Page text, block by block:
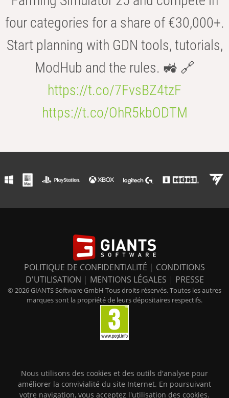
four categories for a share of €30,000+.
Start planning with GDN tools, tutorials,
ModHub and the rules. 🚜 🔗
https://t.co/7FvsBZ4tzF
https://t.co/OhR5kbODTM
POLITIQUE DE CONFIDENTIALITÉ | CONDITIONS
D'UTILISATION | MENTIONS LÉGALES | PRESSE
© 2026 GIANTS Software GmbH Tous droits réservés. Toutes les autres
marques sont la propriété de leurs dépositaires respectifs.
Nous utilisons des cookies et des outils d'analyse pour
améliorer la convivialité du site Internet. En poursuivant
votre navigation, vous acceptez l'utilisation des cookies.